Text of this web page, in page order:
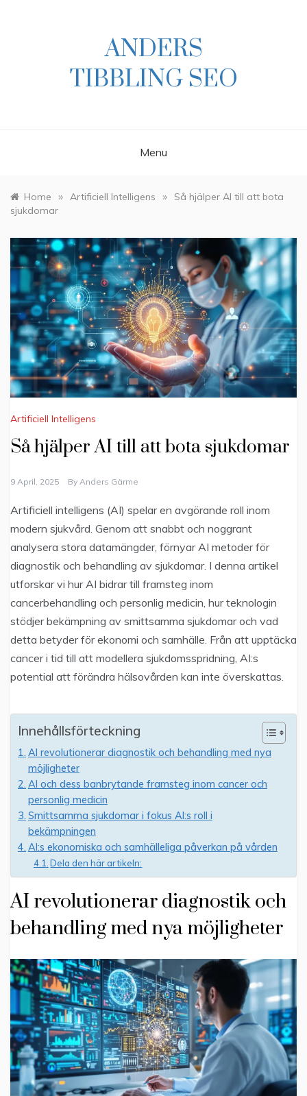
ANDERS
TIBBLING SEO
Menu
Home » Artificiell Intelligens »
Så hjälper AI till att bota
sjukdomar
Artificiell Intelligens
Så hjälper AI till att bota sjukdomar
9 April, 2025 By Anders Gärme
Artificiell intelligens (AI) spelar en avgörande roll inom
modern sjukvård. Genom att snabbt och noggrant
analysera stora datamängder, förnyar AI metoder för
diagnostik och behandling av sjukdomar. I denna artikel
utforskar vi hur AI bidrar till framsteg inom
cancerbehandling och personlig medicin, hur teknologin
stödjer bekämpning av smittsamma sjukdomar och vad
detta betyder för ekonomi och samhälle. Från att upptäcka
cancer i tid till att modellera sjukdomsspridning, AI:s
potential att förändra hälsovården kan inte överskattas.
Innehållsförteckning
AI revolutionerar diagnostik och behandling med nya
möjligheter
AI och dess banbrytande framsteg inom cancer och
personlig medicin
Smittsamma sjukdomar i fokus AI:s roll i
bekämpningen
AI:s ekonomiska och samhälleliga påverkan på vården
Dela den här artikeln:
AI revolutionerar diagnostik och
behandling med nya möjligheter